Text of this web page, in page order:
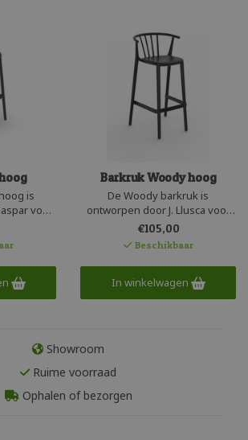
is
voor
Deze
een
en de
van
Een
Barkruk Woody hoog
De Woody barkruk is
ontworpen door J. Llusca voor
het Spaanse Resol. De
kunststof barkruk heeft het
vintage uiterlijk van een houten
barkruk en de prettige
eigenschappen van modern
robuust kunststof. Een
€105,00
Beschikbaar
In winkelwagen
Showroom
Ruime voorraad
Ophalen of bezorgen